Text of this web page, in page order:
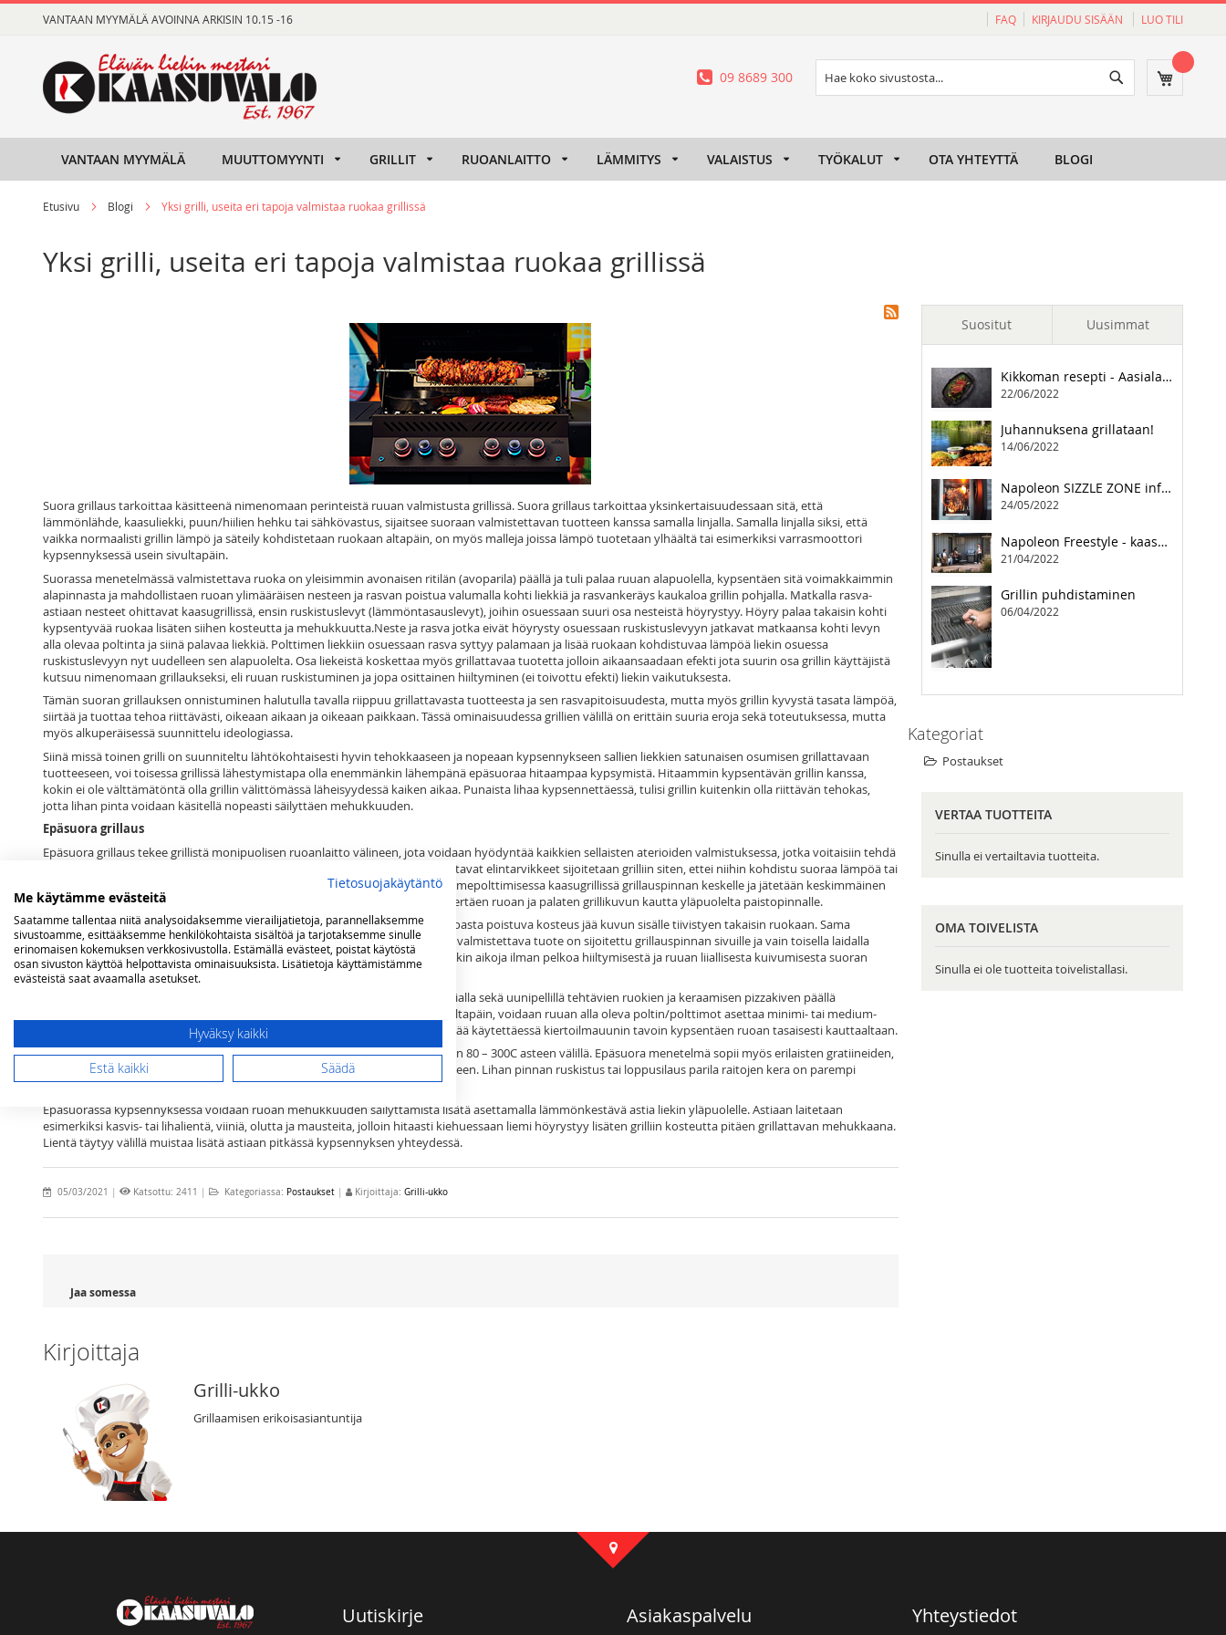
to
VANTAAN MYYMÄLÄ AVOINNA ARKISIN 10.15 -16 FAQ KIRJAUDU SISÄÄN LUO TILI
Ostoskori
Haku
09 8689 300
VANTAAN MYYMÄLÄ MUUTTOMYYNTI GRILLIT RUOANLAITTO LÄMMITYS VALAISTUS TYÖKALUT OTA YHTEYTTÄ BLOGI
Etusivu Blogi Yksi grilli, useita eri tapoja valmistaa ruokaa grillissä
Yksi grilli, useita eri tapoja valmistaa ruokaa grillissä
Suora grillaus tarkoittaa käsitteenä nimenomaan perinteistä ruuan valmistusta grillissä. Suora grillaus tarkoittaa yksinkertaisuudessaan sitä, että
lämmönlähde, kaasuliekki, puun/hiilien hehku tai sähkövastus, sijaitsee suoraan valmistettavan tuotteen kanssa samalla linjalla. Samalla linjalla siksi, että
vaikka normaalisti grillin lämpö ja säteily kohdistetaan ruokaan altapäin, on myös malleja joissa lämpö tuotetaan ylhäältä tai esimerkiksi varrasmoottori
kypsennyksessä usein sivultapäin.
Suorassa menetelmässä valmistettava ruoka on yleisimmin avonaisen ritilän (avoparila) päällä ja tuli palaa ruuan alapuolella, kypsentäen sitä voimakkaimmin
alapinnasta ja mahdollistaen ruoan ylimääräisen nesteen ja rasvan poistua valumalla kohti liekkiä ja rasvankeräys kaukaloa grillin pohjalla. Matkalla rasva-
astiaan nesteet ohittavat kaasugrillissä, ensin ruskistuslevyt (lämmöntasauslevyt), joihin osuessaan suuri osa nesteistä höyrystyy. Höyry palaa takaisin kohti
kypsentyvää ruokaa lisäten siihen kosteutta ja mehukkuutta.Neste ja rasva jotka eivät höyrysty osuessaan ruskistuslevyyn jatkavat matkaansa kohti levyn
alla olevaa poltinta ja siinä palavaa liekkiä. Polttimen liekkiin osuessaan rasva syttyy palamaan ja lisää ruokaan kohdistuvaa lämpöä liekin osuessa
ruskistuslevyyn nyt uudelleen sen alapuolelta. Osa liekeistä koskettaa myös grillattavaa tuotetta jolloin aikaansaadaan efekti jota suurin osa grillin käyttäjistä
kutsuu nimenomaan grillaukseksi, eli ruuan ruskistuminen ja jopa osittainen hiiltyminen (ei toivottu efekti) liekin vaikutuksesta.
Tämän suoran grillauksen onnistuminen halutulla tavalla riippuu grillattavasta tuotteesta ja sen rasvapitoisuudesta, mutta myös grillin kyvystä tasata lämpöä,
siirtää ja tuottaa tehoa riittävästi, oikeaan aikaan ja oikeaan paikkaan. Tässä ominaisuudessa grillien välillä on erittäin suuria eroja sekä toteutuksessa, mutta
myös alkuperäisessä suunnittelu ideologiassa.
Siinä missä toinen grilli on suunniteltu lähtökohtaisesti hyvin tehokkaaseen ja nopeaan kypsennykseen sallien liekkien satunaisen osumisen grillattavaan
tuotteeseen, voi toisessa grillissä lähestymistapa olla enemmänkin lähempänä epäsuoraa hitaampaa kypsymistä. Hitaammin kypsentävän grillin kanssa,
kokin ei ole välttämätöntä olla grillin välittömässä läheisyydessä kaiken aikaa. Punaista lihaa kypsennettäessä, tulisi grillin kuitenkin olla riittävän tehokas,
jotta lihan pinta voidaan käsitellä nopeasti säilyttäen mehukkuuden.
Epäsuora grillaus
Epäsuora grillaus tekee grillistä monipuolisen ruoanlaitto välineen, jota voidaan hyödyntää kaikkien sellaisten aterioiden valmistuksessa, jotka voitaisiin tehdä
perinteisesti uunissa. Epäsuorasta grillauksesta on kyse silloin, kun valmistettavat elintarvikkeet sijoitetaan grilliin siten, ettei niihin kohdistu suoraa lämpöä tai
niihin kohdistuu suoraa lämpöä vain vähän. Ruoka asetetaan esimerkiksi kolmepolttimisessa kaasugrillissä grillauspinnan keskelle ja jätetään keskimmäinen
poltin sytyttämättä. Tällöin lämpö tulee grillin sivuilla olevista polttimoista kiertäen ruoan ja palaten grillikuvun kautta yläpuolelta paistopinnalle.
Kuvun oikean muotoilun ansiosta, grilli toimii siis kiertoilmauunin tavoin. Ruoasta poistuva kosteus jää kuvun sisälle tiivistyen takaisin ruokaan. Sama
tekniikka toimii myös kaksi-, neljä-, viisi- ja kuusipolttimoisissa malleissa, kun valmistettava tuote on sijoitettu grillauspinnan sivuille ja vain toisella laidalla
olevat polttimot ovat päällä. Näin toimien voidaan kypsennystä jatkaa pitkiäkin aikoja ilman pelkoa hiiltymisestä ja ruuan liiallisesta kuivumisesta suoran
lämmön vaikutuksesta.
Epäsuora tekniikka toimii hyvin, esimerkiksi erilaisten pataruokien, paistoastialla sekä uunipellillä tehtävien ruokien ja keraamisen pizzakiven päällä
valmistettavien ruokien kypsennyksessä. Mikäli lisälämpöä tarvitaan myös altapäin, voidaan ruuan alla oleva poltin/polttimot asettaa minimi- tai medium-
teholle tarpeen mukaan. Oikein suunniteltu grilli toimii epäsuoraa menetelmää käytettäessä kiertoilmauunin tavoin kypsentäen ruoan tasaisesti kauttaaltaan.
Hyvässä grillissä voidaan lämpötilaa kuvun sisällä säätää varsin tasaisesti noin 80 – 300C asteen välillä. Epäsuora menetelmä sopii myös erilaisten gratiineiden,
laatikkoruokien ja suurempien lihatuotteiden hitaampaan loppukypsennykseen. Lihan pinnan ruskistus tai loppusilaus parila raitojen kera on parempi
suorittaa suoraa grillausta hyväksi käyttäen.
Epäsuorassa kypsennyksessä voidaan ruoan mehukkuuden säilyttämistä lisätä asettamalla lämmönkestävä astia liekin yläpuolelle. Astiaan laitetaan
esimerkiksi kasvis- tai lihalientä, viiniä, olutta ja mausteita, jolloin hitaasti kiehuessaan liemi höyrystyy lisäten grilliin kosteutta pitäen grillattavan mehukkaana.
Lientä täytyy välillä muistaa lisätä astiaan pitkässä kypsennyksen yhteydessä.
05/03/2021 | Katsottu: 2411 | Kategoriassa: Postaukset | Kirjoittaja: Grilli-ukko
Jaa somessa
Kirjoittaja
Grilli-ukko
Grillaamisen erikoisasiantuntija
Suositut
Napoleon kaasugrilli hiiligrilliksi
28/02/2022
24/05/2022
Valurautaiset paistoastiat
22/01/2021
Grillin puhdistaminen
06/04/2022
Uusimmat
Kikkoman resepti - Aasialaisia pihvejä
22/06/2022
Juhannuksena grillataan!
14/06/2022
Napoleon SIZZLE ZONE infrapunapoltin
24/05/2022
Napoleon Freestyle - kaasugrillauksen vapaa tyyli
21/04/2022
Grillin puhdistaminen
06/04/2022
Kategoriat
Postaukset
VERTAA TUOTTEITA
Sinulla ei vertailtavia tuotteita.
OMA TOIVELISTA
Sinulla ei ole tuotteita toivelistallasi.
Uutiskirje Asiakaspalvelu Yhteystiedot
Tietosuojakäytäntö
Me käytämme evästeitä
Saatamme tallentaa niitä analysoidaksemme vierailijatietoja, parannellaksemme
sivustoamme, esittääksemme henkilökohtaista sisältöä ja tarjotaksemme sinulle
erinomaisen kokemuksen verkkosivustolla. Estämällä evästeet, poistat käytöstä
osan sivuston käyttöä helpottavista ominaisuuksista. Lisätietoja käyttämistämme
evästeistä saat avaamalla asetukset.
Hyväksy kaikki
Estä kaikki Säädä